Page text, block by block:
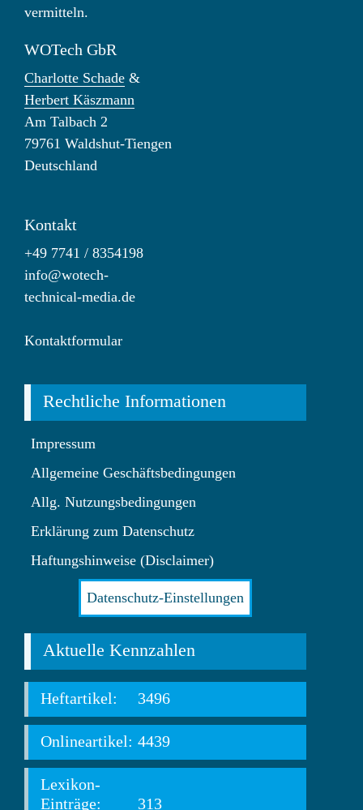
vermitteln.
WOTech GbR
Charlotte Schade &
Herbert Käszmann
Am Talbach 2
79761 Waldshut-Tiengen
Deutschland
Kontakt
+49 7741 / 8354198
info@wotech-
technical-media.de
Kontaktformular
Rechtliche Informationen
Impressum
Allgemeine Geschäftsbedingungen
Allg. Nutzungsbedingungen
Erklärung zum Datenschutz
Haftungshinweise (Disclaimer)
Datenschutz-Einstellungen
Aktuelle Kennzahlen
Heftartikel: 3496
Onlineartikel: 4439
Lexikon-
Einträge:
313